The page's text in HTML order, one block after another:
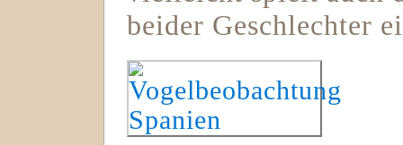
beider Geschlechter